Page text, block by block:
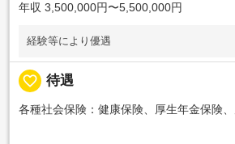
年収 3,500,000円〜5,500,000円
経験等により優遇
favorite_border 待遇
各種社会保険：健康保険、厚生年金保険